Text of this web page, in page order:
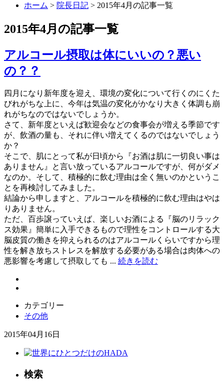
ホーム > 院長日記 > 2015年4月の記事一覧
2015年4月の記事一覧
アルコール摂取は体にいいの？悪い
の？？
四月になり新年度を迎え、環境の変化について行くのにくた
びれがちな上に、今年は気温の変化がかなり大きく体調も崩
れがちなのではないでしょうか。
さて、新年度といえば歓迎会などの食事会が増える季節です
が、飲酒の量も、それに伴い増えてくるのではないでしょう
か？
そこで、肌にとって私が日頃から『お酒は肌に一切良い事は
ありません』と言い放っているアルコールですが、何がダメ
なのか。そして、積極的に飲む理由は全く無いのかというこ
とを再検討してみました。
結論から申しますと、アルコールを積極的に飲む理由はやは
りありません。
ただ、百歩譲っていえば、楽しいお酒による『脳のリラック
ス効果』簡単に入手できるもので理性をコントロールする大
脳皮質の働きを抑えられるのはアルコールくらいですから理
性を解き放ちストレスを解放する必要がある場合は肉体への
悪影響を考慮して摂取しても ... 続きを読む
カテゴリー
その他
2015年04月16日
検索